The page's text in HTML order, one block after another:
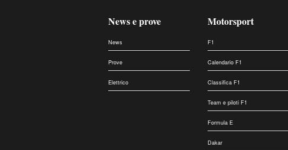
News e prove
News
Prove
Elettrico
Motorsport
F1
Calendario F1
Classifica F1
Team e piloti F1
Formula E
Dakar